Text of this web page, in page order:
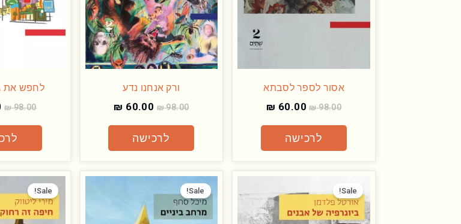
אסור לספר לסבתא
₪98.00
₪ 60.00
לרכישה
ורק אנחנו נדע
₪98.00
₪ 60.00
לרכישה
לחפש את
₪98.00
Sale!
המקורי
₪ 98.00.
המחיר
הנוכחי
הוא:
₪ 60.00.
Sale!
המחיר
היה:
₪ 98.00.
המחיר
Sale!